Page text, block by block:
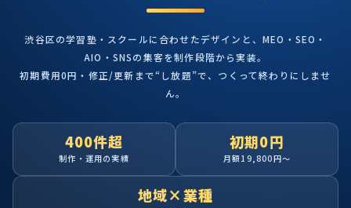
渋谷区の学習塾・スクールに合わせたデザインと、MEO・SEO・
AIO・SNSの集客を制作段階から実装。
初期費用0円・修正/更新まで“し放題”で、つくって終わりにしませ
ん。
400件超
制作・運用の実績
初期0円
月額19,800円〜
地域×業種